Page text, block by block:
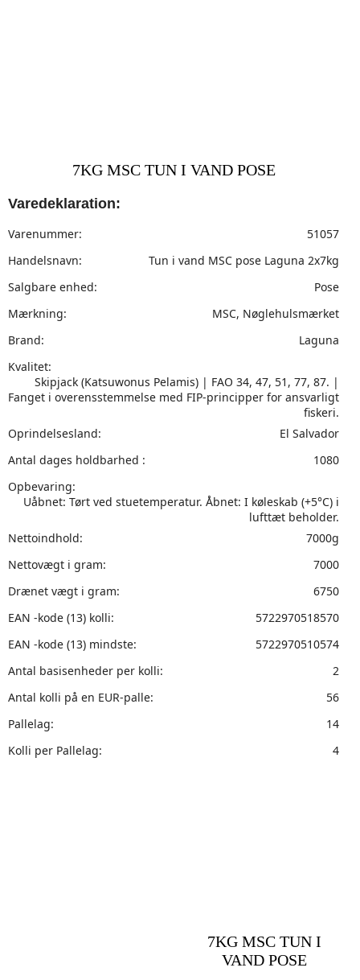
7KG MSC TUN I VAND POSE
Varedeklaration:
Varenummer:
51057
Handelsnavn:
Tun i vand MSC pose Laguna 2x7kg
Salgbare enhed:
Pose
Mærkning:
MSC, Nøglehulsmærket
Brand:
Laguna
Kvalitet:
Skipjack (Katsuwonus Pelamis) | FAO 34, 47, 51, 77, 87. |
Fanget i overensstemmelse med FIP-principper for ansvarligt
fiskeri.
Oprindelsesland:
El Salvador
Antal dages holdbarhed :
1080
Opbevaring:
Uåbnet: Tørt ved stuetemperatur. Åbnet: I køleskab (+5°C) i
lufttæt beholder.
Nettoindhold:
7000g
Nettovægt i gram:
7000
Drænet vægt i gram:
6750
EAN -kode (13) kolli:
5722970518570
EAN -kode (13) mindste:
5722970510574
Antal basisenheder per kolli:
2
Antal kolli på en EUR-palle:
56
Pallelag:
14
Kolli per Pallelag:
4
7KG MSC TUN I
VAND POSE